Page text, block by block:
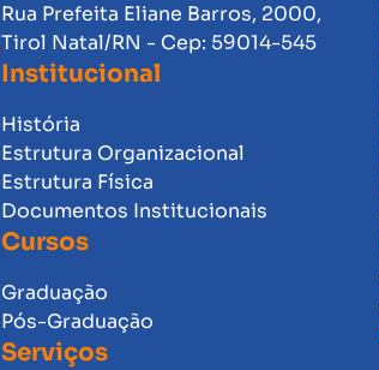
Rua Prefeita Eliane Barros, 2000,
Tirol Natal/RN - Cep: 59014-545
Institucional
História
Estrutura Organizacional
Estrutura Física
Documentos Institucionais
Cursos
Graduação
Pós-Graduação
Serviços